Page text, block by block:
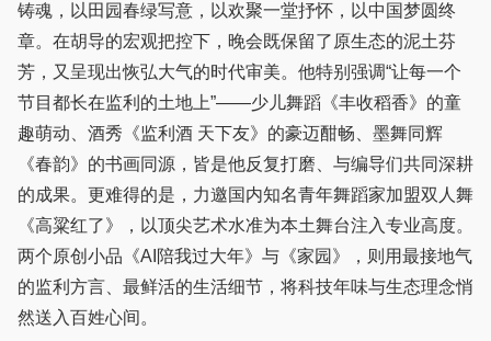
铸魂，以田园春绿写意，以欢聚一堂抒怀，以中国梦圆终
章。在胡导的宏观把控下，晚会既保留了原生态的泥土芬
芳，又呈现出恢弘大气的时代审美。他特别强调“让每一个
节目都长在监利的土地上”——少儿舞蹈《丰收稻香》的童
趣萌动、酒秀《监利酒 天下友》的豪迈酣畅、墨舞同辉
《春韵》的书画同源，皆是他反复打磨、与编导们共同深耕
的成果。更难得的是，力邀国内知名青年舞蹈家加盟双人舞
《高粱红了》，以顶尖艺术水准为本土舞台注入专业高度。
两个原创小品《AI陪我过大年》与《家园》，则用最接地气
的监利方言、最鲜活的生活细节，将科技年味与生态理念悄
然送入百姓心间。